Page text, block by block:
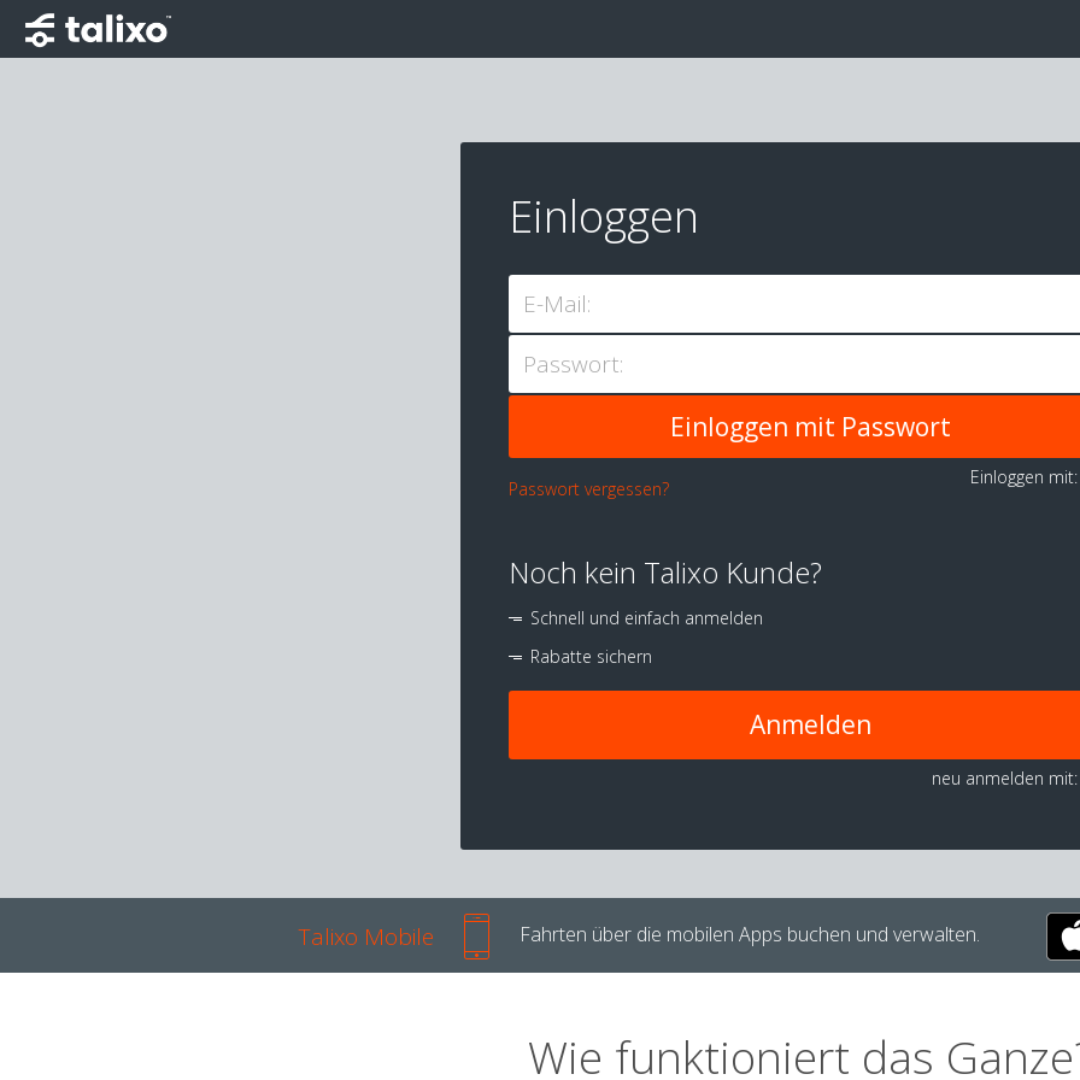
Einloggen
E-Mail:
Passwort:
Passwort vergessen?
Einloggen
Noch kein Talixo Kunde?
Schnell und einfach anmelden
Rabatte sichern
Anmelden
neu anmelden mit:
Talixo Mobile Fahrten über die mobilen Apps buchen und verwalten.
Wie funktioniert das